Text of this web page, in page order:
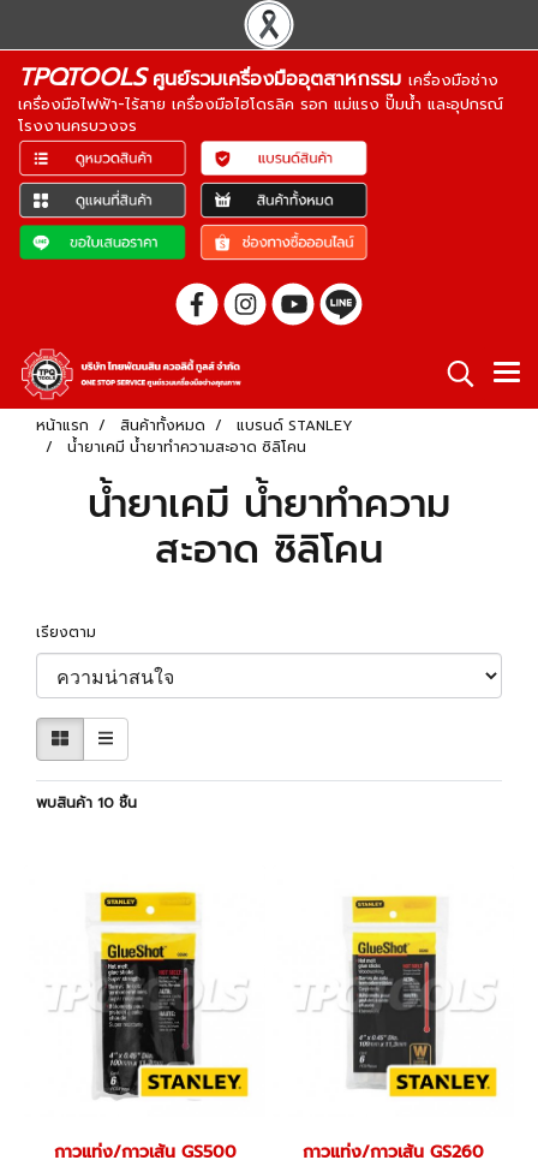
TPQTOOLSศูนย์รวมเครื่องมืออุตสาหกรรม เครื่องมือช่าง
เครื่องมือไฟฟ้า-ไร้สาย เครื่องมือไฮโดรลิค รอก แม่แรง ปั๊มน้ำ และอุปกรณ์
โรงงานครบวงจร
หน้าแรก สินค้าทั้งหมด
แบรนด์ STANLEY
น้ำยาเคมี น้ำยาทำความสะอาด ซิลิโคน
น้ำยาเคมี น้ำยาทำความ
สะอาด ซิลิโคน
เรียงตาม
พบสินค้า 10 ชิ้น
กาวแท่ง/กาวเส้น GS500
กาวแท่ง/กาวเส้น GS260